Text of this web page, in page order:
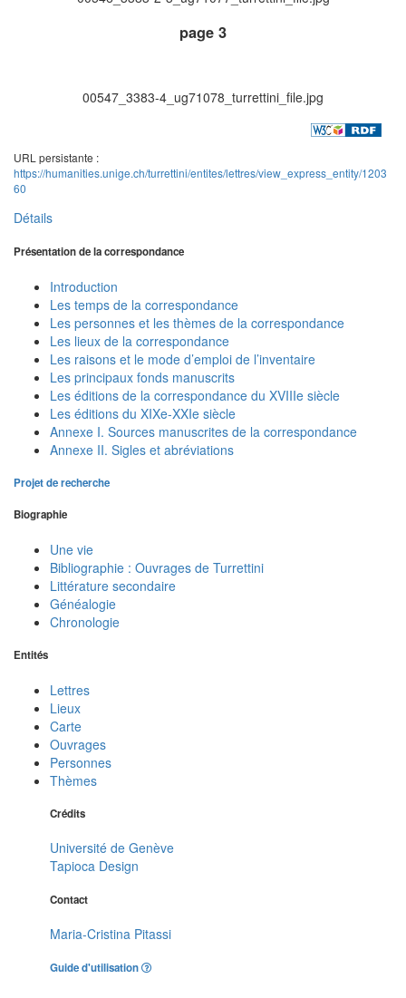
page 3
00547_3383-4_ug71078_turrettini_file.jpg
URL persistante :
https://humanities.unige.ch/turrettini/entites/lettres/view_express_entity/1203
60
Détails
Présentation de la correspondance
Introduction
Les temps de la correspondance
Les personnes et les thèmes de la correspondance
Les lieux de la correspondance
Les raisons et le mode d’emploi de l’inventaire
Les principaux fonds manuscrits
Les éditions de la correspondance du XVIIIe siècle
Les éditions du XIXe-XXIe siècle
Annexe I. Sources manuscrites de la correspondance
Annexe II. Sigles et abréviations
Projet de recherche
Biographie
Une vie
Bibliographie : Ouvrages de Turrettini
Littérature secondaire
Généalogie
Chronologie
Entités
Lettres
Lieux
Carte
Ouvrages
Personnes
Thèmes
Crédits
Université de Genève
Tapioca Design
Contact
Maria-Cristina Pitassi
Guide d'utilisation